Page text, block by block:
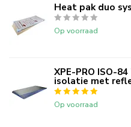
Heat pak duo
Op voorraad
XPE-PRO ISO-
isolatie met
Op voorraad